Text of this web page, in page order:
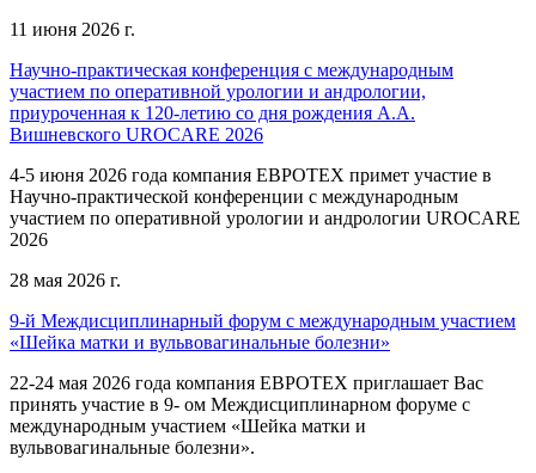
11 июня 2026 г.
Научно-практическая конференция с международным
участием по оперативной урологии и андрологии,
приуроченная к 120-летию со дня рождения А.А.
Вишневского UROCARE 2026
4-5 июня 2026 года компания ЕВРОТЕХ примет участие в
Научно-практической конференции с международным
участием по оперативной урологии и андрологии UROCARE
2026
28 мая 2026 г.
9-й Междисциплинарный форум с международным участием
«Шейка матки и вульвовагинальные болезни»
22-24 мая 2026 года компания ЕВРОТЕХ приглашает Вас
принять участие в 9- ом Междисциплинарном форуме с
международным участием «Шейка матки и
вульвовагинальные болезни».